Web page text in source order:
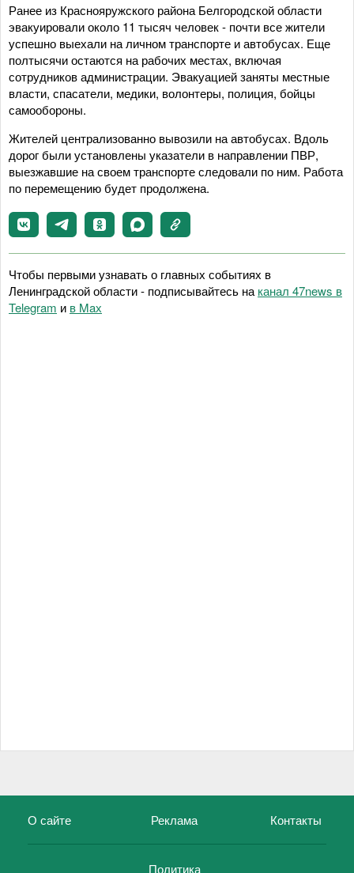
Ранее из Краснояружского района Белгородской области
эвакуировали около 11 тысяч человек - почти все жители
успешно выехали на личном транспорте и автобусах. Еще
полтысячи остаются на рабочих местах, включая
сотрудников администрации. Эвакуацией заняты местные
власти, спасатели, медики, волонтеры, полиция, бойцы
самообороны.
Жителей централизованно вывозили на автобусах. Вдоль
дорог были установлены указатели в направлении ПВР,
выезжавшие на своем транспорте следовали по ним. Работа
по перемещению будет продолжена.
Чтобы первыми узнавать о главных событиях в
Ленинградской области - подписывайтесь на канал 47news в
Telegram и в Maх
О сайте Реклама Контакты
Политика